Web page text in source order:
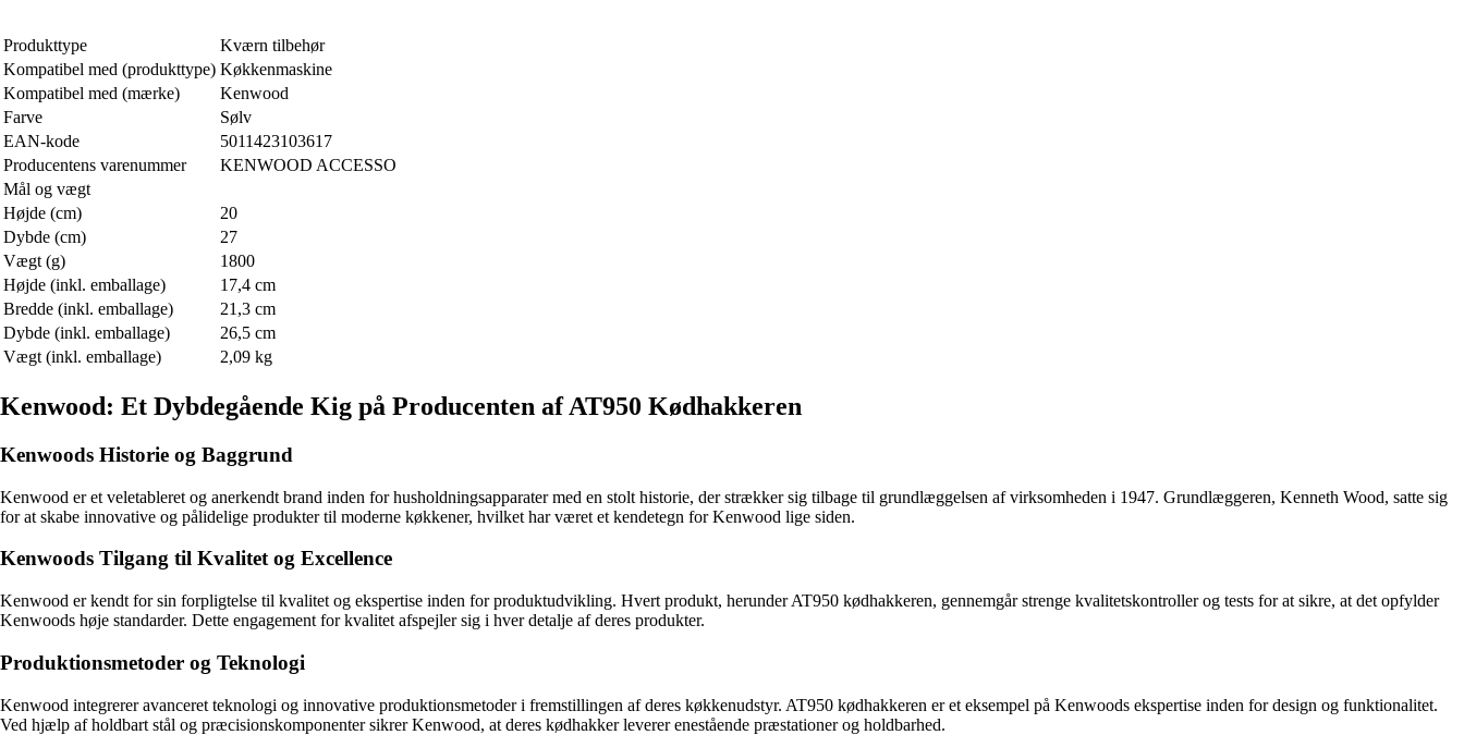
Produkttype
Kværn tilbehør
Kompatibel med (produkttype) Køkkenmaskine
Kompatibel med (mærke)
Kenwood
Farve
Sølv
EAN-kode
5011423103617
Producentens varenummer
KENWOOD ACCESSO
Mål og vægt
Højde (cm)
20
Dybde (cm)
27
Vægt (g)
1800
Højde (inkl. emballage)
17,4 cm
Bredde (inkl. emballage)
21,3 cm
Dybde (inkl. emballage)
26,5 cm
Vægt (inkl. emballage)
2,09 kg
Kenwood: Et Dybdegående Kig på Producenten af AT950 Kødhakkeren
Kenwoods Historie og Baggrund
Kenwood er et veletableret og anerkendt brand inden for husholdningsapparater med en stolt historie, der strækker sig tilbage til grundlæggelsen af virksomheden i 1947. Grundlæggeren, Kenneth Wood, satte sig
for at skabe innovative og pålidelige produkter til moderne køkkener, hvilket har været et kendetegn for Kenwood lige siden.
Kenwoods Tilgang til Kvalitet og Excellence
Kenwood er kendt for sin forpligtelse til kvalitet og ekspertise inden for produktudvikling. Hvert produkt, herunder AT950 kødhakkeren, gennemgår strenge kvalitetskontroller og tests for at sikre, at det opfylder
Kenwoods høje standarder. Dette engagement for kvalitet afspejler sig i hver detalje af deres produkter.
Produktionsmetoder og Teknologi
Kenwood integrerer avanceret teknologi og innovative produktionsmetoder i fremstillingen af deres køkkenudstyr. AT950 kødhakkeren er et eksempel på Kenwoods ekspertise inden for design og funktionalitet.
Ved hjælp af holdbart stål og præcisionskomponenter sikrer Kenwood, at deres kødhakker leverer enestående præstationer og holdbarhed.